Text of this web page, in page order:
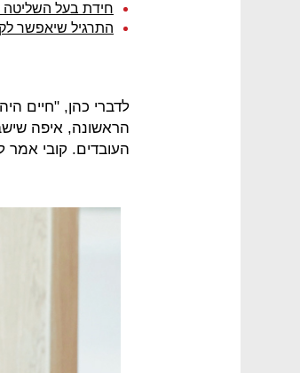
חידת בעל
התרגיל שיאפשר
לדברי כהן, "חיים
הראשונה, איפה
העובדים. קובי